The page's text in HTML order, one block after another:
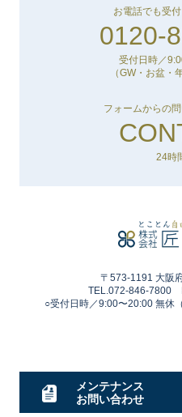
お電話でも受付
0120-
受付日時／
（GW・お盆・
フォームからの
24時
〒573-1191 大阪
TEL.072-846-7800
○受付日時／9:00〜20:00 無休
メンテナンス
お問い合わせ